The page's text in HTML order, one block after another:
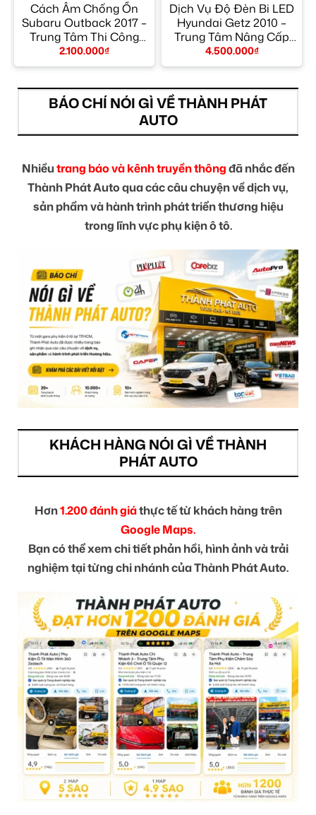
Cách Âm Chống Ồn
Subaru Outback 2017 –
Trung Tâm Thi Công
Chính Hãng TPHCM
2.100.000₫
Dịch Vụ Độ Đèn Bi LED
Hyundai Getz 2010 –
Trung Tâm Nâng Cấp
Đèn Chính Hãng
TPHCM
4.500.000₫
BÁO CHÍ NÓI GÌ VỀ THÀNH PHÁT
AUTO
Nhiềutrang báo và kênh truyền thôngđã nhắc đến
Thành Phát Auto qua các câu chuyện về dịch vụ,
sản phẩm và hành trình phát triển thương hiệu
trong lĩnh vực phụ kiện ô tô.
KHÁCH HÀNG NÓI GÌ VỀ THÀNH
PHÁT AUTO
Hơn1.200 đánh giáthực tế từ khách hàng trên
Google Maps.
Bạn có thể xem chi tiết phản hồi, hình ảnh và trải
nghiệm tại từng chi nhánh của Thành Phát Auto.